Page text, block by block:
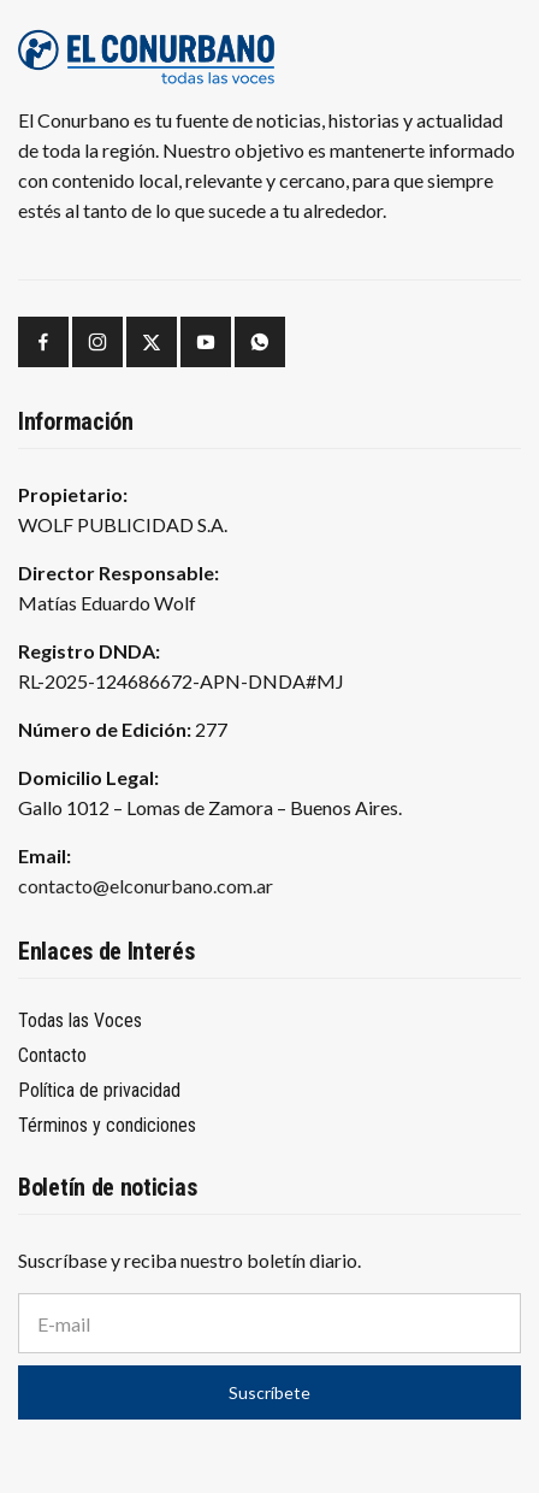
El Conurbano es tu fuente de noticias, historias y actualidad
de toda la región. Nuestro objetivo es mantenerte informado
con contenido local, relevante y cercano, para que siempre
estés al tanto de lo que sucede a tu alrededor.
Información
Propietario:
WOLF PUBLICIDAD S.A.
Director Responsable:
Matías Eduardo Wolf
Registro DNDA:
RL-2025-124686672-APN-DNDA#MJ
Número de Edición: 277
Domicilio Legal:
Gallo 1012 – Lomas de Zamora – Buenos Aires.
Email:
contacto@elconurbano.com.ar
Enlaces de Interés
Todas las Voces
Contacto
Política de privacidad
Términos y condiciones
Boletín de noticias
Suscríbase y reciba nuestro boletín diario.
r
e
c
Suscríbete